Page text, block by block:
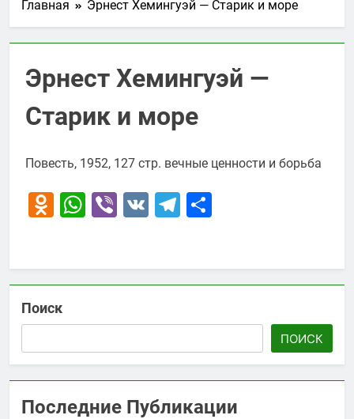
Главная Эрнест Хемингуэй — Старик и море
Эрнест Хемингуэй —
Старик и море
Повесть, 1952, 127 стр. вечные ценности и борьба
Odnoklassniki
WhatsApp
Viber
VK Telegram
Поиск
ПОИСК
Последние Публикации